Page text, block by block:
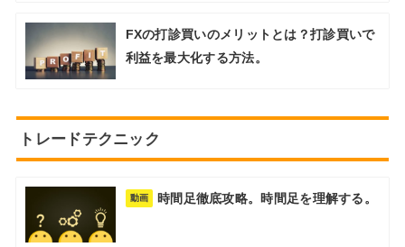
FXの打診買いのメリットとは？打診買いで
利益を最大化する方法。
トレードテクニック
動画 時間足徹底攻略。時間足を理解する。